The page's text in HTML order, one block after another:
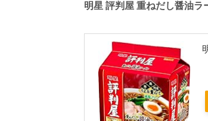
明星 評判屋 重ねだし醤油ラ